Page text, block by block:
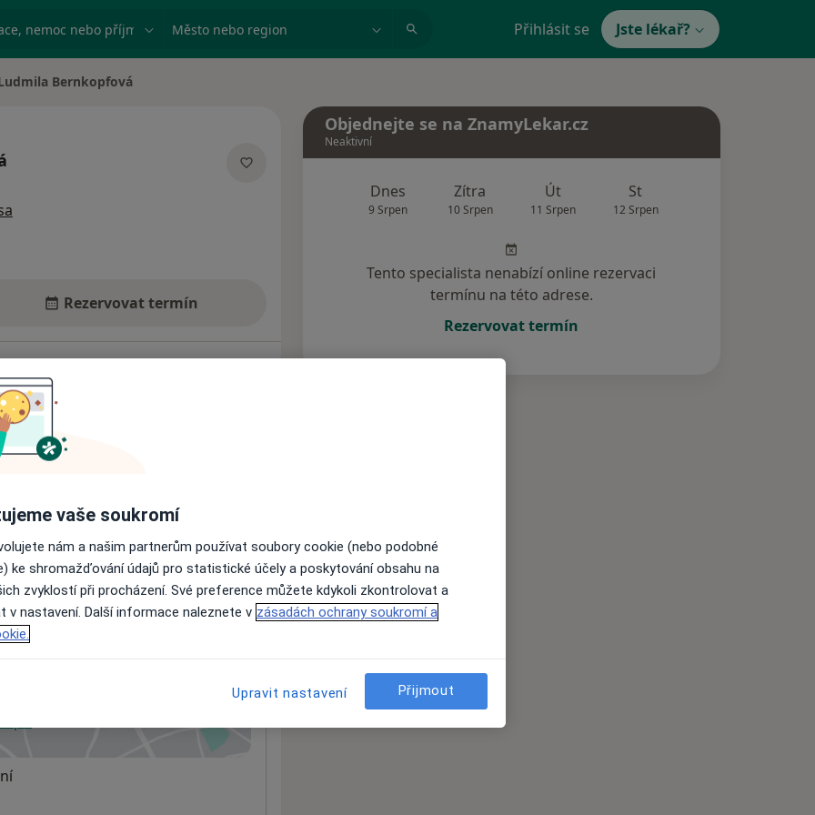
nemoc nebo příjmení Město nebo region Přihlásit se Jste lékař?
města Bernkopfová
Rezervovat termín
nejsou k dispozici
informace o svých službách.
v nové záložce
Objednejte se na ZnamyLekar.cz
Neaktivní
Dnes
9 Srpen
Zítra
10 Srpen
Út
11 Srpen
St
12 Srpen
Tento specialista nenabízí online rezervaci
termínu na této adrese.
Rezervovat termín
vaše soukromí
nám a našim partnerům používat soubory cookie (nebo podobné
ke shromažďování údajů pro statistické účely a poskytování obsahu na
zvyklostí při procházení. Své preference můžete kdykoli zkontrolovat a
v nastavení. Další informace naleznete v zásadách ochrany soukromí a
Upravit nastavení Přijmout